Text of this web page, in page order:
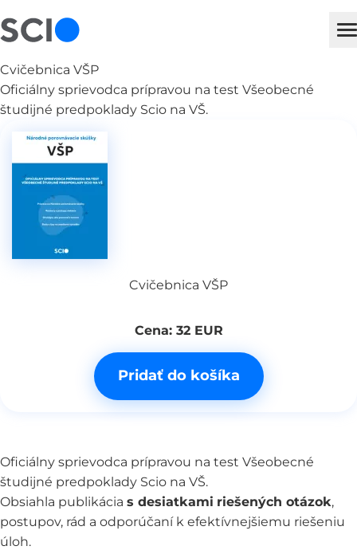
Cvičebnica VŠP
Oficiálny sprievodca prípravou na test Všeobecné
študijné predpoklady Scio na VŠ.
Cvičebnica VŠP
Cena: 32 EUR
Pridať do košíka
Oficiálny sprievodca prípravou na test Všeobecné
študijné predpoklady Scio na VŠ.
Obsiahla publikácia s desiatkami riešených otázok,
postupov, rád a odporúčaní k efektívnejšiemu riešeniu
úloh.